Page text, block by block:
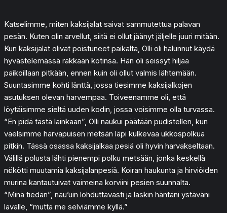
Katselimme, miten kaksijalat saivat sammutettua palavan
pesän. Kuten olin arvellut, siitä ei ollut jäänyt jäljelle juuri mitään.
Kun kaksijalat olivat poistuneet paikalta, Olli oli halunnut käydä
hyvästelemässä rakkaan kotinsa. Hän oli seissyt hiljaa
paikoillaan pitkään, ennen kuin oli ollut valmis lähtemään.
Suuntasimme kohti länttä, jossa tiesimme kaksijalkojen
asutuksen olevan harvempaa. Toiveenamme oli, että
löytäisimme sieltä uuden kodin, jossa voisimme olla turvassa.
“En pidä tästä lainkaan”, Olli naukui päätään pudistellen, kun
vaelsimme harvapuisen metsän läpi kulkevaa ukkospolkua
pitkin. Tässä osassa kaksijalkaa pesiä oli hyvin harvakseltaan.
Välillä polusta lähti pienempi polku metsään, jonka keskellä
nökötti muutamia kaksijalanpesiä. Koiran haukunta ja hirviöiden
murina kantautuivat vaimeina korviini pesien suunnalta.
“Minä tiedän”, nau’uin lohduttavasti ja laskin häntäni ystäväni
lavalle, “mutta me selviämme kyllä.”